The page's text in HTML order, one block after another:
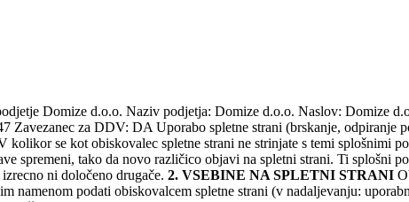
Domize d.o.o. Naziv podjetja: Domize d.o.o. Naslov:
za DDV: DA Uporabo spletne strani (brskanje, odpiranje
se kot obiskovalec spletne strani ne strinjate s temi splošnimi
spremeni, tako da novo različico objavi na spletni strani. Ti splošni
ni določeno drugače. 2. VSEBINE NA SPLETNI STRANI
namenom podati obiskovalcem spletne strani (v nadaljevanju: